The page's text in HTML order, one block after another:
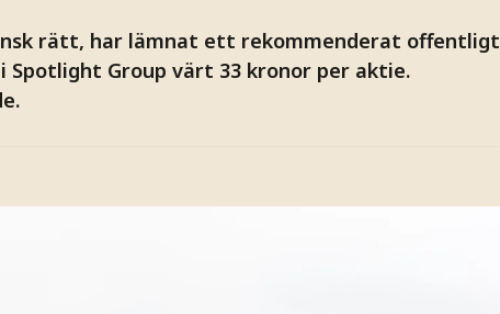
rätt, har lämnat ett rekommenderat offentligt
Group värt 33 kronor per aktie.